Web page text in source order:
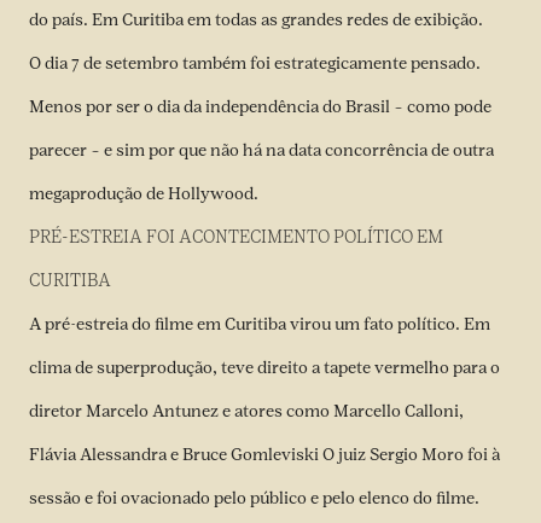
do país. Em Curitiba em todas as grandes redes de exibição.
O dia 7 de setembro também foi estrategicamente pensado.
Menos por ser o dia da independência do Brasil – como pode
parecer – e sim por que não há na data concorrência de outra
megaprodução de Hollywood.
PRÉ-ESTREIA FOI ACONTECIMENTO POLÍTICO EM
CURITIBA
A pré-estreia do filme em Curitiba virou um fato político. Em
clima de superprodução, teve direito a tapete vermelho para o
diretor Marcelo Antunez e atores como Marcello Calloni,
Flávia Alessandra e Bruce Gomleviski O juizSergio Moro foi à
sessãoe foi ovacionado pelo público e pelo elenco do filme.